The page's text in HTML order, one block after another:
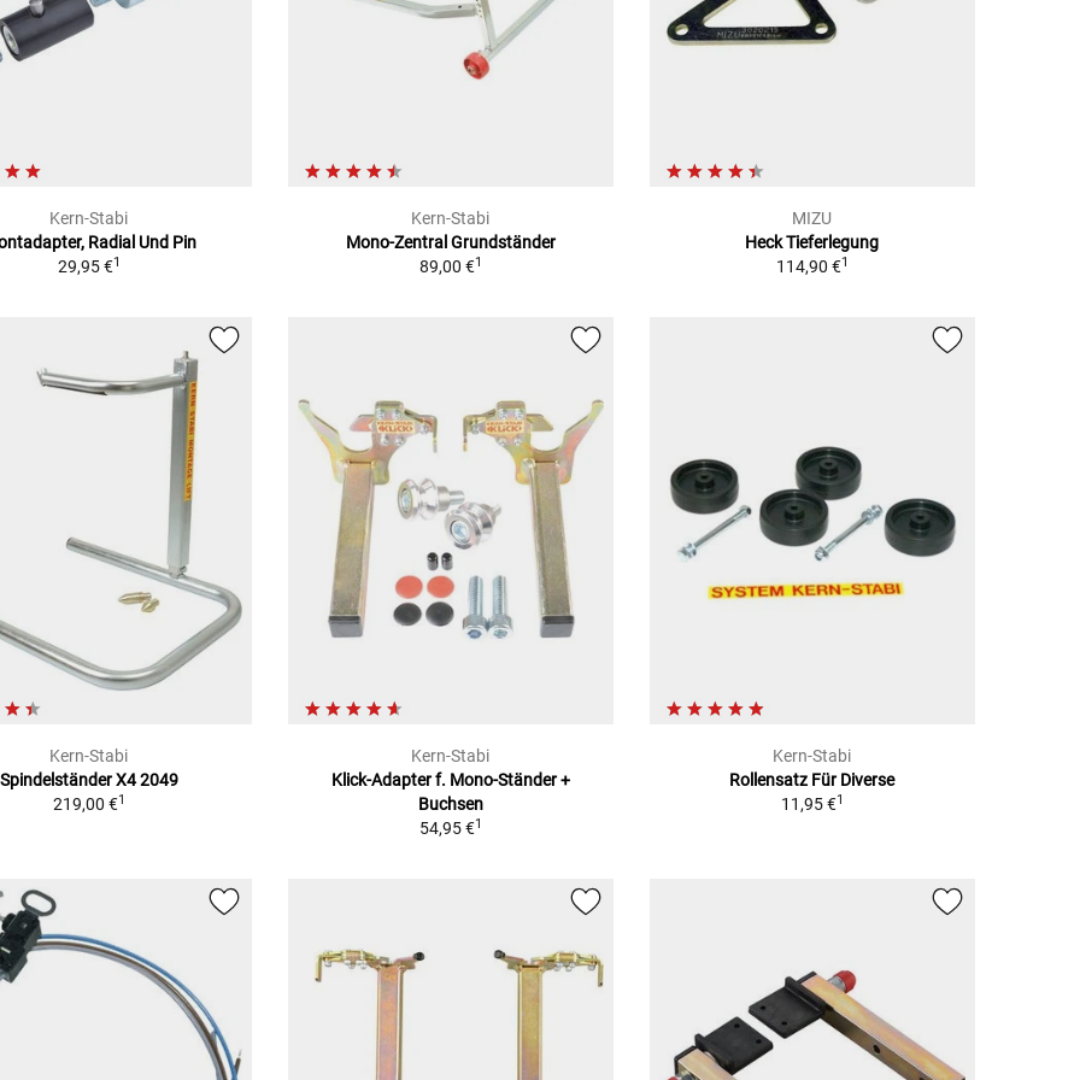
Kern-Stabi
Radial Und Pin
29,95 €1
Kern-Stabi
Mono-Zentral Grundständer
89,00 €1
MIZU
Heck Tieferlegung
114,90 €1
Kern-Stabi
Spindelständer X4 2049
219,00 €1
Kern-Stabi
Klick-Adapter f. Mono-Ständer +
Buchsen
54,95 €1
Kern-Stabi
Rollensatz Für Diverse
11,95 €1